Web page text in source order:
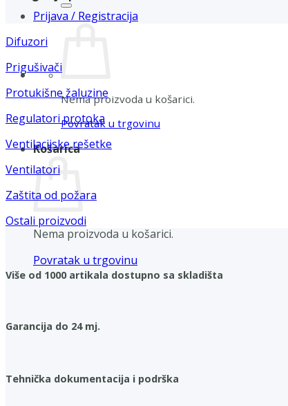
Prijava / Registracija
Nema proizvoda u košarici.
Povratak u trgovinu
Košarica
Nema proizvoda u košarici.
Povratak u trgovinu
Difuzori
Prigušivači
Protukišne žaluzine
Regulatori protoka
Ventilacijske rešetke
Ventilatori
Zaštita od požara
Ostali proizvodi
Više od 1000 artikala dostupno sa skladišta
Garancija do 24 mj.
Tehnička dokumentacija i podrška